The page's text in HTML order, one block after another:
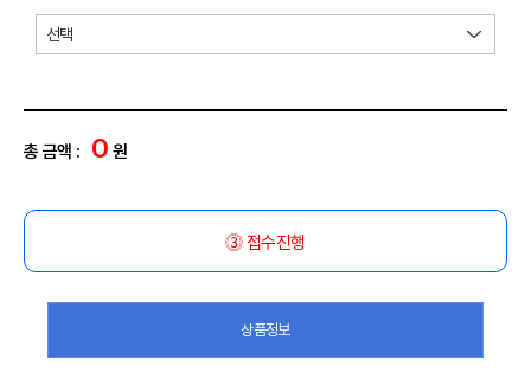
총 금액 : 0 원
⓷ 접수진행
상품정보